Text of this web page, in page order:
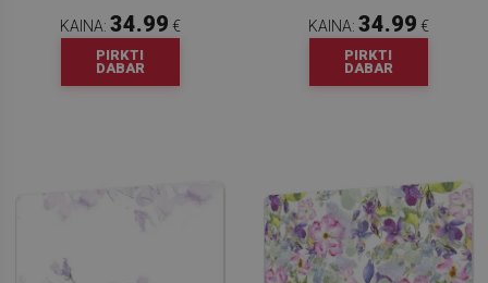
KAINA: 34.99 €
PIRKTI
DABAR
KAINA: 34.99 €
PIRKTI
DABAR